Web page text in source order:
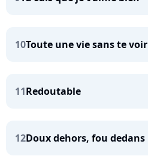
10Toute une vie sans te voir
11Redoutable
12Doux dehors, fou dedans